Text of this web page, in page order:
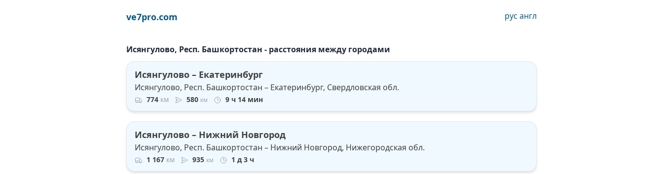
ve7pro.com рус англ
Исянгулово, Респ. Башкортостан - расстояния между городами
Исянгулово – Екатеринбург
Исянгулово, Респ. Башкортостан – Екатеринбург, Свердловская обл.
774 км 580 км 9 ч 14 мин
Исянгулово – Нижний Новгород
Исянгулово, Респ. Башкортостан – Нижний Новгород, Нижегородская обл.
1 167 км 935 км 1 д 3 ч